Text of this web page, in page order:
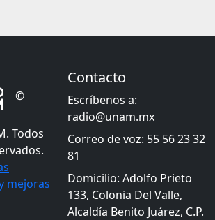
©
Todos
mejoras
Contacto
Escríbenos a:
radio@unam.mx
Correo de voz: 55 56 23 32
81
Domicilio: Adolfo Prieto
133, Colonia Del Valle,
Alcaldía Benito Juárez, C.P.